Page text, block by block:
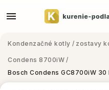
Kondenzačné kotly / zostavy
Condens 8700iW /
Bosch Condens GC8700iW